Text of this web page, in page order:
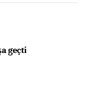
geçti